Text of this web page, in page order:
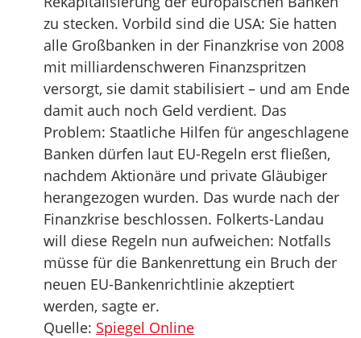
zu stecken. Vorbild sind die USA: Sie hatten
alle Großbanken in der Finanzkrise von 2008
mit milliardenschweren Finanzspritzen
versorgt, sie damit stabilisiert – und am Ende
damit auch noch Geld verdient. Das
Problem: Staatliche Hilfen für angeschlagene
Banken dürfen laut EU-Regeln erst fließen,
nachdem Aktionäre und private Gläubiger
herangezogen wurden. Das wurde nach der
Finanzkrise beschlossen. Folkerts-Landau
will diese Regeln nun aufweichen: Notfalls
müsse für die Bankenrettung ein Bruch der
neuen EU-Bankenrichtlinie akzeptiert
werden, sagte er.
Quelle: Spiegel Online